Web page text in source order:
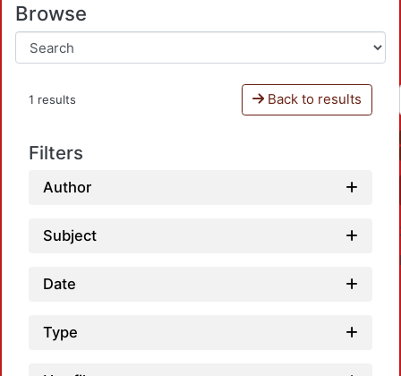
Browse
1 results Back to results
Filters
Author
Subject
Date
Type